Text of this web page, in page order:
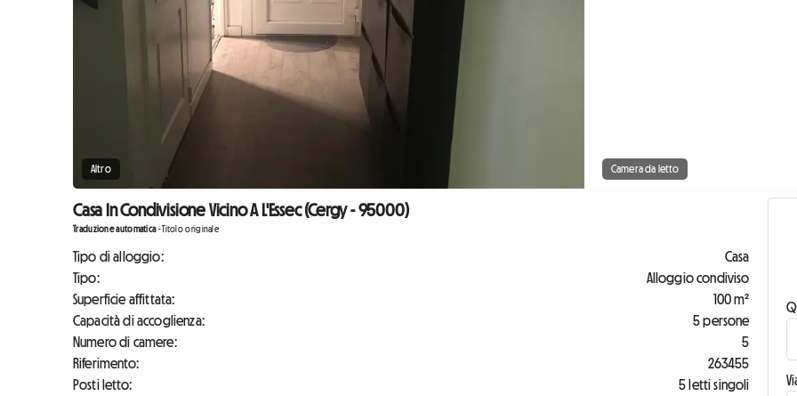
Altro Camera da letto
Casa In Condivisione Vicino A L'Essec (Cergy - 95000)
Traduzione automatica-Titolo originale
Tipo di alloggio:
Casa
Tipo:
Alloggio condiviso
Superficie affittata:
100 m²
Capacità di accoglienza:
5 persone
Numero di camere:
5
Riferimento:
263455
Posti letto:
5 letti singoli